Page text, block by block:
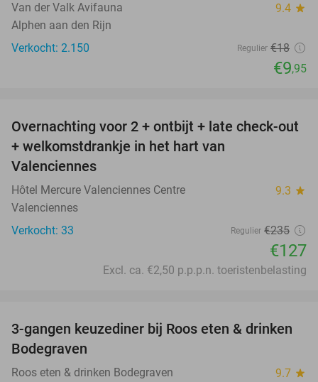
Van der Valk Avifauna 9.4 star
Alphen aan den Rijn
Verkocht: 2.150
Regulier €18
€9,95
46%
Overnachting voor 2 + ontbijt + late check-out
+ welkomstdrankje in het hart van
Valenciennes
Hôtel Mercure Valenciennes Centre 9.3 star
Valenciennes
Verkocht: 33
Regulier €235
€127
Excl. ca. €2,50 p.p.p.n. toeristenbelasting
34%
3-gangen keuzediner bij Roos eten & drinken
Bodegraven
Roos eten & drinken Bodegraven 9.7 star